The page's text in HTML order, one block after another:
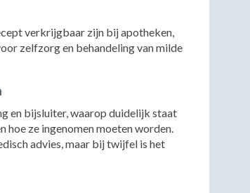
verkrijgbaar zijn bij apotheken,
zelfzorg en behandeling van milde
en bijsluiter, waarop duidelijk staat
hoe ze ingenomen moeten worden.
advies, maar bij twijfel is het